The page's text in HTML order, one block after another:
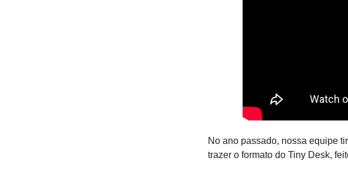
No ano passado, nossa equipe
trazer o formato do Tiny Desk,